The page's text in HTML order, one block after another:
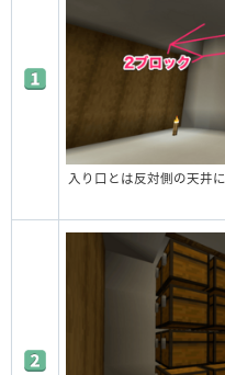
入り口とは反対側の天井に